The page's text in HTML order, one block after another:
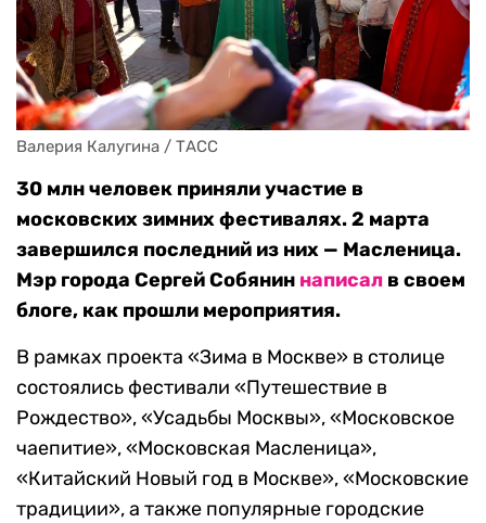
Валерия Калугина / ТАСС
30 млн человек приняли участие в
московских зимних фестивалях. 2 марта
завершился последний из них — Масленица.
Мэр города Сергей Собянин написал в своем
блоге, как прошли мероприятия.
В рамках проекта «Зима в Москве» в столице
состоялись фестивали «Путешествие в
Рождество», «Усадьбы Москвы», «Московское
чаепитие», «Московская Масленица»,
«Китайский Новый год в Москве», «Московские
традиции», а также популярные городские